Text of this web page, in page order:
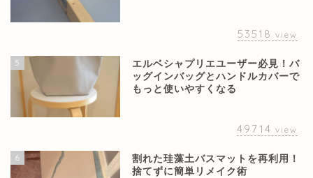
53518 view
5
エルベシャプリエユーザー必見！バ
ッグインバッグとハンドルカバーで
もっと使いやすくなる
49714 view
6
割れた珪藻土バスマットを再利用！
捨てずに簡単リメイク術